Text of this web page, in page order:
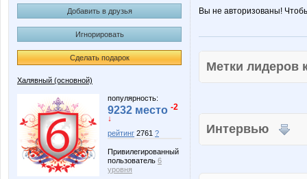
Добавить в друзья
Игнорировать
Сделать подарок
Халявный (основной)
популярность:
9232 место -2
↓
рейтинг 2761 ?
Привилегированный
пользователь 6
уровня
Вы не авторизованы!
Метки
Интервью